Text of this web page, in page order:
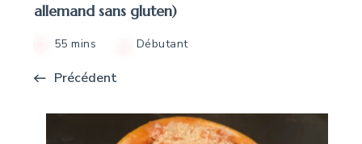
allemand sans gluten)
55 mins Débutant
Précédent